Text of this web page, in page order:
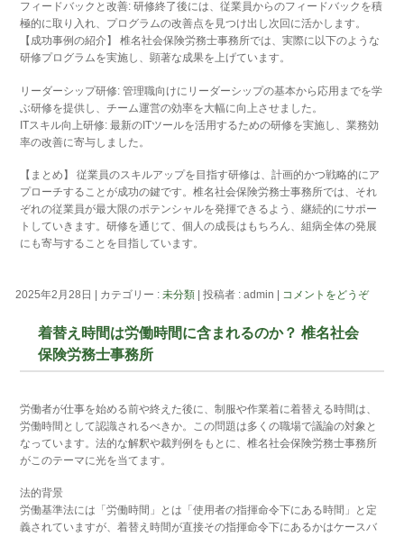
フィードバックと改善: 研修終了後には、従業員からのフィードバックを積
極的に取り入れ、プログラムの改善点を見つけ出し次回に活かします。
【成功事例の紹介】 椎名社会保険労務士事務所では、実際に以下のような
研修プログラムを実施し、顕著な成果を上げています。
リーダーシップ研修: 管理職向けにリーダーシップの基本から応用までを学
ぶ研修を提供し、チーム運営の効率を大幅に向上させました。
ITスキル向上研修: 最新のITツールを活用するための研修を実施し、業務効
率の改善に寄与しました。
【まとめ】 従業員のスキルアップを目指す研修は、計画的かつ戦略的にア
プローチすることが成功の鍵です。椎名社会保険労務士事務所では、それ
ぞれの従業員が最大限のポテンシャルを発揮できるよう、継続的にサポー
トしていきます。研修を通じて、個人の成長はもちろん、組病全体の発展
にも寄与することを目指しています。
2025年2月28日 カテゴリー :未分類 |投稿者 : admin コメントをどうぞ
着替え時間は労働時間に含まれるのか？ 椎名社会
保険労務士事務所
労働者が仕事を始める前や終えた後に、制服や作業着に着替える時間は、
労働時間として認識されるべきか。この問題は多くの職場で議論の対象と
なっています。法的な解釈や裁判例をもとに、椎名社会保険労務士事務所
がこのテーマに光を当てます。
法的背景
労働基準法には「労働時間」とは「使用者の指揮命令下にある時間」と定
義されていますが、着替え時間が直接その指揮命令下にあるかはケースバ